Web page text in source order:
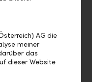
Partner
Rating von
von Aa2
Durchschnitt
AG die
meiner
das
dieser Website